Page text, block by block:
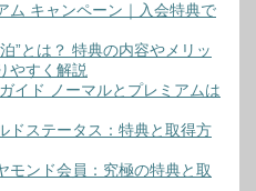
ム キャンペーン｜入会特典で
”とは？ 特典の内容やメリッ
やすく解説
イド ノーマルとプレミアムは
ドステータス：特典と取得方
モンド会員：究極の特典と取